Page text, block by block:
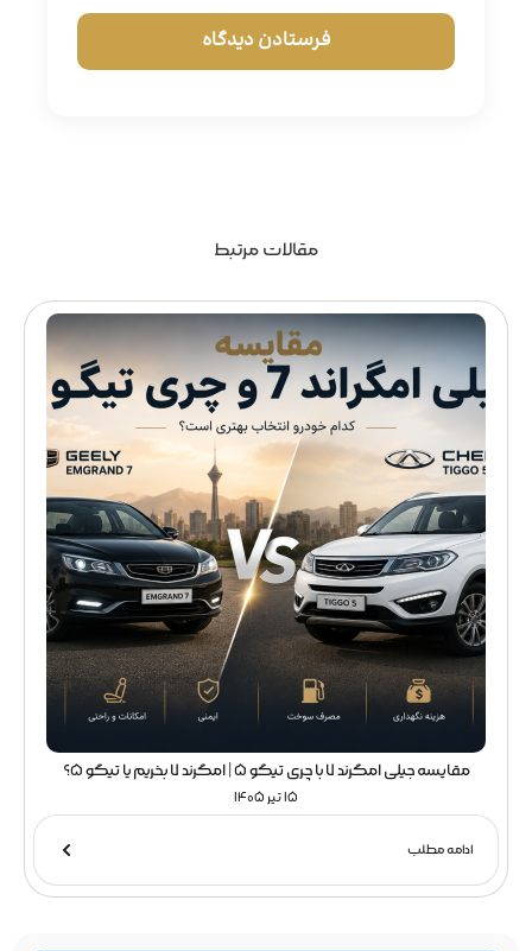
مقالات مرتبط
مقایسه جیلی امگرند 7 با چری تیگو 5 | امگرند 7 بخریم یا تیگو 5؟
15 تیر 1405
ادامه مطلب